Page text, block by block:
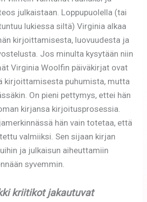
julkaistaan. Loppupuolella (tai
lukiessa siltä) Virginia alkaa
kirjoittamisesta, luovuudesta ja
Jos minulta kysytään niin
Virginia Woolfin päiväkirjat ovat
kirjoittamisesta puhumista, mutta
On pieni pettymys, ettei hän
kirjansa kirjoitusprosessia.
hän vain totetaa, että
valmiiksi. Sen sijaan kirjan
ja julkaisun aiheuttamiin
syvemmin.
kriitikot jakautuvat